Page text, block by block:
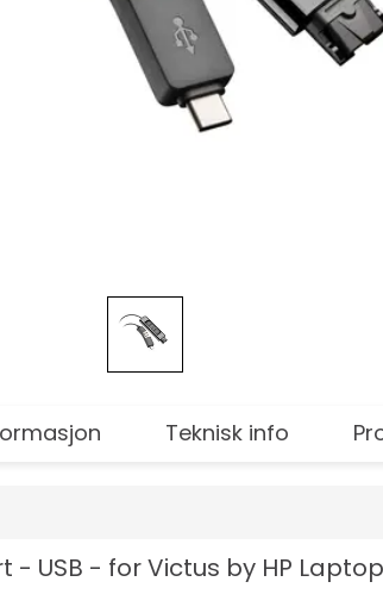
Teknisk info
USB - for Victus by HP Laptop